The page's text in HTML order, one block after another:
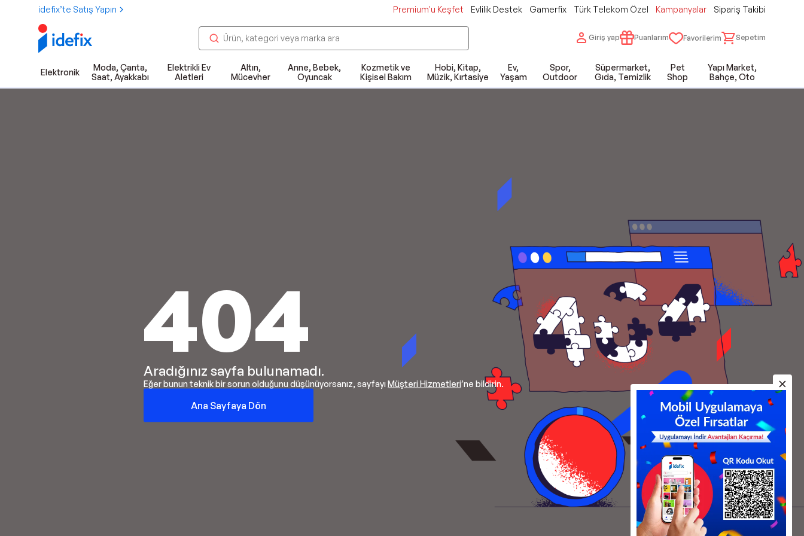
idefix’te Satış Yapın Premium'u Keşfet Evlilik Destek Gamerfix Türk Telekom Özel Kampanyalar Sipariş Takibi
Giriş yap Puanlarım Favorilerim Sepetim
Elektronik
Moda, Çanta,
Saat, Ayakkabı
Elektrikli Ev
Aletleri
Altın,
Mücevher
Anne, Bebek,
Oyuncak
Kozmetik ve
Kişisel Bakım
Hobi, Kitap,
Müzik, Kırtasiye
Ev,
Yaşam
Spor,
Outdoor
Süpermarket,
Gıda, Temizlik
Pet
Shop
Yapı Market,
Bahçe, Oto
404
Aradığınız sayfa bulunamadı.
Eğer bunun teknik bir sorun olduğunu düşünüyorsanız, sayfayı Müşteri Hizmetleri’ne bildirin.
Ana Sayfaya Dön